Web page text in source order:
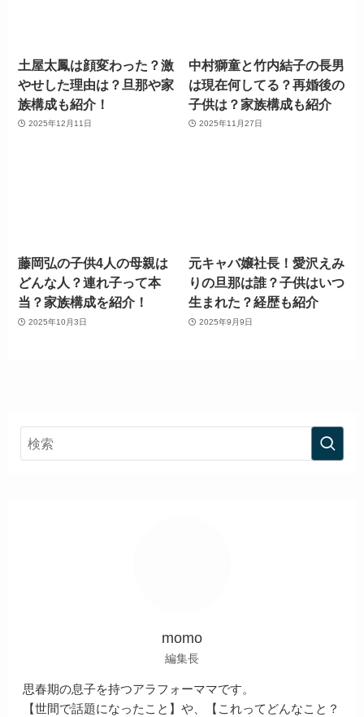
土屋太鳳は顔変わった？激
やせした理由は？旦那や家
族構成も紹介！
2025年12月11日
中村獅童と竹内結子の長男
は現在何してる？再婚後の
子供は？家族構成も紹介
2025年11月27日
藤岡弘の子供4人の母親は
どんな人？連れ子って本
当？家族構成を紹介！
2025年10月3日
元キャバ嬢社長！愛沢えみ
りの旦那は誰？子供はいつ
生まれた？経歴も紹介
2025年9月9日
momo
編集長
思春期の息子を持つアラフォーママです。
【世間で話題になったこと】や、【これってどんなこと？